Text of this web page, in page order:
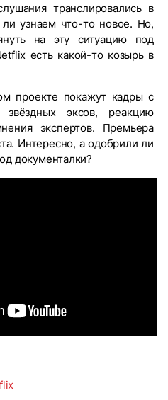
транслировались в
узнаем что-то новое. Но,
на эту ситуацию под
есть какой-то козырь в
проекте покажут кадры с
звёздных эксов, реакцию
экспертов. Премьера
Интересно, а одобрили ли
документалки?